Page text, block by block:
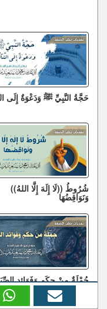
حَجَّةُ النَّبِيِّ ﷺ وَدَعْوَةٌ إِلَى
شُرُوطُ ((لَا إِلَهَ إِلَّا اللهُ))
وَنَوَاقِضُهَا
جُمْلَةٌ مِنْ حِكَمِ وَفَوَائِدِ